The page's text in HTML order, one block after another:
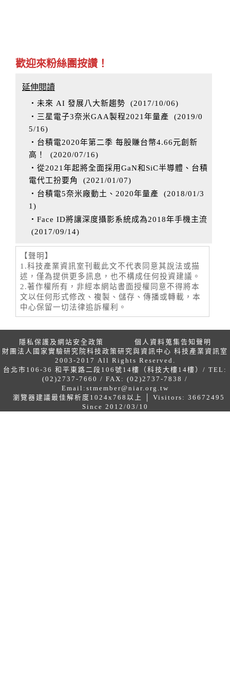
歡迎來粉絲團按讚！
延伸閱讀
‧未來 AI 發展八大新趨勢 (2017/10/06)
‧三星電子3奈米GAA製程2021年量產 (2019/0
5/16)
‧台積電2020年第二季 每股賺台幣4.66元創新
高！
(2020/07/16)
‧從2021年起將全面採用GaN和SiC半導體、台積
電代工扮要角
(2021/01/07)
‧台積電5奈米廠動土、2020年量產 (2018/01/3
1 )
‧Face ID將讓深度攝影系統成為2018年手機主流
(2017/09/14)
【聲明】
1.科技產業資訊室刊載此文不代表同意其說法或描
述，僅為提供更多訊息，也不構成任何投資建議。
2.著作權所有，非經本網站書面授權同意不得將本
文以任何形式修改、複製、儲存、傳播或轉載，本
中心保留一切法律追訴權利。
隱私保護及網站安全政策
個人資料蒐集告知聲明
財團法人國家實驗研究院科技政策研究與資訊中心 科技產業資訊室
2003-2017 All Rights Reserved.
台北市106-36 和平東路二段106號14樓（科技大樓14樓）/ TEL:
(02)2737-7660 / FAX: (02)2737-7838 /
Email: stmember@niar.org.tw
瀏覽器建議最佳解析度1024x768以上 │ Visitors: 36672495
Since 2012/03/10